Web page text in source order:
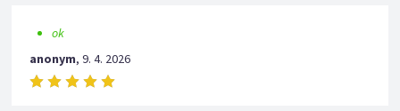
ok
anonym,9. 4. 2026